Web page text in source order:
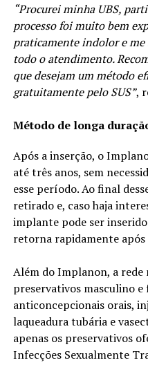
“Procurei minha UBS,
processo foi muito bem
praticamente indolor e
todo o atendimento.
que desejam um método
gratuitamente pelo SUS”,
Método de longa
Após a inserção, o
até três anos, sem
esse período. Ao final
retirado e, caso haja
implante pode ser
retorna rapidamente após
Além do Implanon, a
preservativos masculino
anticoncepcionais orais,
laqueadura tubária e
apenas os preservativos
Infecções Sexualmente